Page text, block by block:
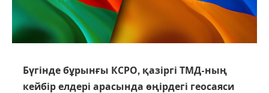
Бүгінде бұрынғы КСРО, қазіргі ТМД-ның
кейбір елдері арасында өңірдегі геосаяси